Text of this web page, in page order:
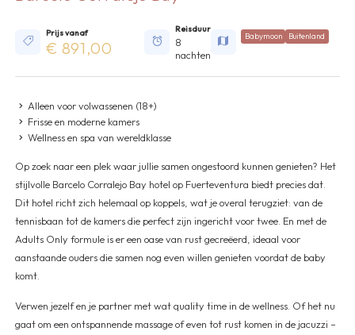
Prijs vanaf
€ 891,00
Reisduur
8
nachten
Babymoon Buitenland
Alleen voor volwassenen (18+)
Frisse en moderne kamers
Wellness en spa van wereldklasse
Op zoek naar een plek waar jullie samen ongestoord kunnen genieten? Het
stijlvolle Barcelo Corralejo Bay hotel op Fuerteventura biedt precies dat.
Dit hotel richt zich helemaal op koppels, wat je overal terugziet: van de
tennisbaan tot de kamers die perfect zijn ingericht voor twee. En met de
Adults Only formule is er een oase van rust gecreëerd, ideaal voor
aanstaande ouders die samen nog even willen genieten voordat de baby
komt.
Verwen jezelf en je partner met wat quality time in de wellness. Of het nu
gaat om een ontspannende massage of even tot rust komen in de jacuzzi –